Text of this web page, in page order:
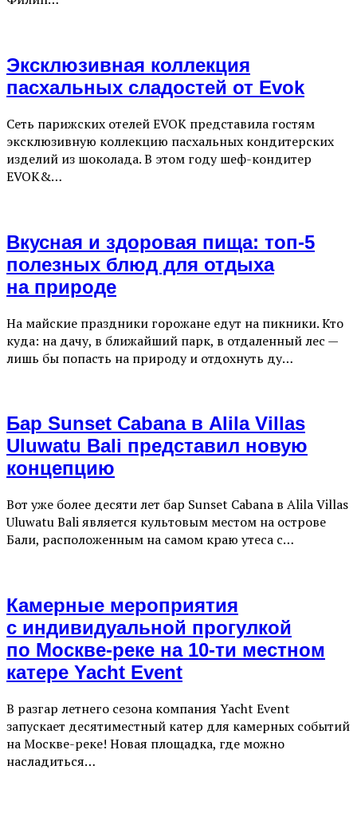
Эксклюзивная коллекция
пасхальных сладостей от Evok
Сеть парижских отелей EVOK представила гостям
эксклюзивную коллекцию пасхальных кондитерских
изделий из шоколада. В этом году шеф-кондитер
EVOK&…
Вкусная и здоровая пища: топ-5
полезных блюд для отдыха
на природе
На майские праздники горожане едут на пикники. Кто
куда: на дачу, в ближайший парк, в отдаленный лес —
лишь бы попасть на природу и отдохнуть ду…
Бар Sunset Cabana в Alila Villas
Uluwatu Bali представил новую
концепцию
Вот уже более десяти лет бар Sunset Cabana в Alila Villas
Uluwatu Bali является культовым местом на острове
Бали, расположенным на самом краю утеса с…
Камерные мероприятия
с индивидуальной прогулкой
по Москве-реке на 10-ти местном
катере Yacht Event
В разгар летнего сезона компания Yacht Event
запускает десятиместный катер для камерных событий
на Москве-реке! Новая площадка, где можно
насладиться…